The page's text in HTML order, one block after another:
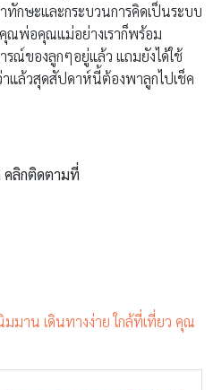
กษะและกระบวนการคิดเป็นระบบ
พ่อคุณแม่อย่างเราก็พร้อม
รณ์ของลูกๆอยู่แล้ว แถมยังได้ใช้
แล้วสุดสัปดาห์นี้ต้องพาลูกไปเช็ค
คลิกติดตามที่
าน เดินทางง่าย ใกล้ที่เที่ยว คุณ